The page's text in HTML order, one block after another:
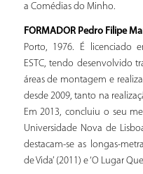
a Comédias do Minho.
FORMADOR Pedro Filipe
Porto, 1976. É licenciado
ESTC, tendo desenvolvido
áreas de montagem e
desde 2009, tanto na
Em 2013, concluiu o seu
Universidade Nova de
destacam-se as longas-
de Vida’ (2011) e ‘O Lugar